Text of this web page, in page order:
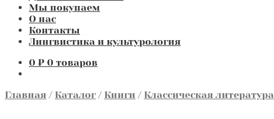
Мы покупаем
О нас
Контакты
Лингвистика и культурология
0 ₽ 0 товаров
Главная / Каталог / Книги / Классическая литература